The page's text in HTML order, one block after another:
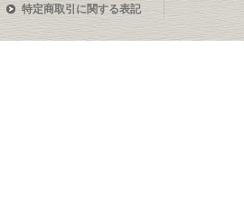
特定商取引に関する表記